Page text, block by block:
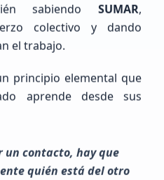
Cisneros Delgado
/ Aspirante)
JUÁREZ
sabiendo SUMAR,
colectivo y dando
el trabajo.
principio elemental que
aprende desde sus
un contacto, hay que
quién está del otro